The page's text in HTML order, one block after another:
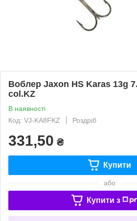
Воблер Jaxon HS Karas 13g
col.KZ
В наявності
Код: VJ-KA8FKZ
Роздріб
331,50 ₴
Купити
або
Купити з